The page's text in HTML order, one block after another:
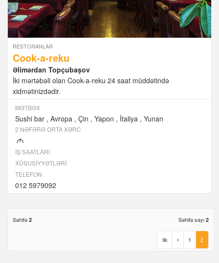
RESTORANLAR
Cook-a-reku
Əlimərdan Topçubaşov
İki mərtəbəli olan Cook-a-reku 24 saat müddətində
xidmətinizdədir.
MƏTBƏX
Sushi bar Avropa Çin Yapon İtaliya Yunan
2 NƏFƏRƏ ORTA XƏRC
M
İŞ SAATLARI
XÜSUSIYYƏTLƏRI
TELEFON
012 5979092
Səhifə 2 Səhifə sayı 2
Ilk 1 2